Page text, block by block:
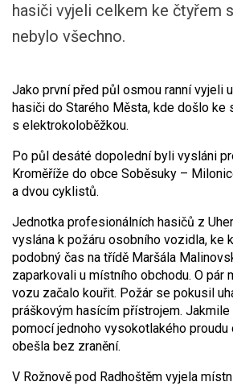
hasiči vyjeli celkem ke čtyřem
nebylo všechno.
Jako první před půl osmou ranní vyjeli
hasiči do Starého Města, kde došlo ke
s elektrokoloběžkou.
Po půl desáté dopolední byli vysláni
Kroměříže do obce Soběsuky –
a dvou cyklistů.
Jednotka profesionálních hasičů z
vyslána k požáru osobního vozidla, ke
podobný čas na třídě Maršála
zaparkovali u místního obchodu. O pár
vozu začalo kouřit. Požár se pokusil
práškovým hasícím přístrojem.
pomocí jednoho vysokotlakého
obešla bez zranění.
V Rožnově pod Radhoštěm vyjela